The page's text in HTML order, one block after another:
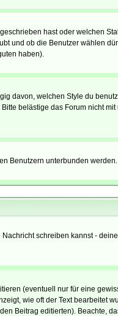
hast oder welchen
und ob die Benutzer wählen
haben).
davon, welchen Style du
belästige das Forum nicht
Benutzern unterbunden werden.
schreiben kannst -
(eventuell nur für eine
wie oft der Text bearbeitet
Beitrag editierten). Beachte,